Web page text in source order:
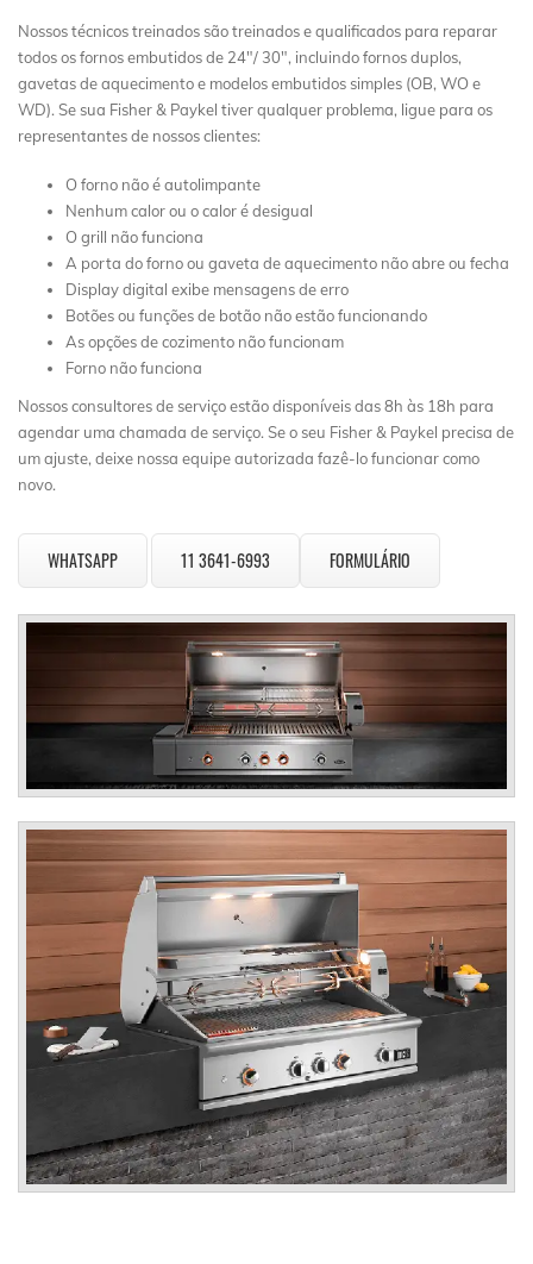
Nossos técnicos treinados são treinados e qualificados para reparar
todos os fornos embutidos de 24″/ 30″, incluindo fornos duplos,
gavetas de aquecimento e modelos embutidos simples (OB, WO e
WD). Se sua Fisher & Paykel tiver qualquer problema, ligue para os
representantes de nossos clientes:
O forno não é autolimpante
Nenhum calor ou o calor é desigual
O grill não funciona
A porta do forno ou gaveta de aquecimento não abre ou fecha
Display digital exibe mensagens de erro
Botões ou funções de botão não estão funcionando
As opções de cozimento não funcionam
Forno não funciona
Nossos consultores de serviço estão disponíveis das 8h às 18h para
agendar uma chamada de serviço. Se o seu Fisher & Paykel precisa de
um ajuste, deixe nossa equipe autorizada fazê-lo funcionar como
novo.
WHATSAPP 11 3641-6993 FORMULÁRIO